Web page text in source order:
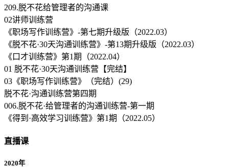
209.脱不花给管理者的沟通课
02讲师训练营
《职场写作训练营》-第七期升级版（2022.03）
《脱不花·30天沟通训练营》-第13期升级版（2022.03）
《口才训练营》第1期（2022.04）
01 脱不花·30天沟通训练营【完结】
03《职场写作训练营》（完结）(29)
脱不花·沟通训练营第四期
006.脱不花·给管理者的沟通训练营-第一期
《得到·高效学习训练营》第1期（2022.05）
直播课
2020年